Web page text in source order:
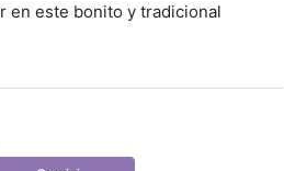
en este bonito y tradicional